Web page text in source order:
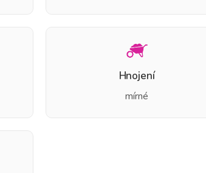
Hnojení
mírné